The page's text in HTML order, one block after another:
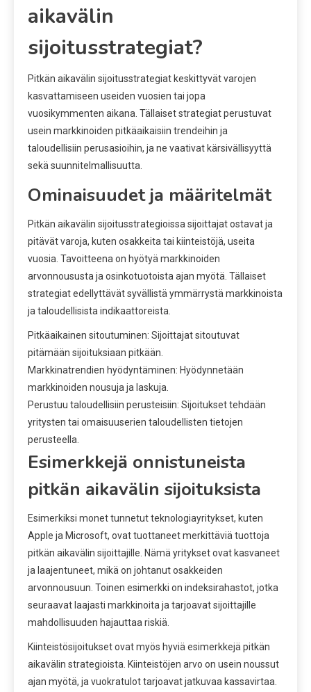
aikavälin
sijoitusstrategiat?
Pitkän aikavälin sijoitusstrategiat keskittyvät varojen
kasvattamiseen useiden vuosien tai jopa
vuosikymmenten aikana. Tällaiset strategiat perustuvat
usein markkinoiden pitkäaikaisiin trendeihin ja
taloudellisiin perusasioihin, ja ne vaativat kärsivällisyyttä
sekä suunnitelmallisuutta.
Ominaisuudet ja määritelmät
Pitkän aikavälin sijoitusstrategioissa sijoittajat ostavat ja
pitävät varoja, kuten osakkeita tai kiinteistöjä, useita
vuosia. Tavoitteena on hyötyä markkinoiden
arvonnoususta ja osinkotuotoista ajan myötä. Tällaiset
strategiat edellyttävät syvällistä ymmärrystä markkinoista
ja taloudellisista indikaattoreista.
Pitkäaikainen sitoutuminen: Sijoittajat sitoutuvat
pitämään sijoituksiaan pitkään.
Markkinatrendien hyödyntäminen: Hyödynnetään
markkinoiden nousuja ja laskuja.
Perustuu taloudellisiin perusteisiin: Sijoitukset tehdään
yritysten tai omaisuuserien taloudellisten tietojen
perusteella.
Esimerkkejä onnistuneista
pitkän aikavälin sijoituksista
Esimerkiksi monet tunnetut teknologiayritykset, kuten
Apple ja Microsoft, ovat tuottaneet merkittäviä tuottoja
pitkän aikavälin sijoittajille. Nämä yritykset ovat kasvaneet
ja laajentuneet, mikä on johtanut osakkeiden
arvonnousuun. Toinen esimerkki on indeksirahastot, jotka
seuraavat laajasti markkinoita ja tarjoavat sijoittajille
mahdollisuuden hajauttaa riskiä.
Kiinteistösijoitukset ovat myös hyviä esimerkkejä pitkän
aikavälin strategioista. Kiinteistöjen arvo on usein noussut
ajan myötä, ja vuokratulot tarjoavat jatkuvaa kassavirtaa.